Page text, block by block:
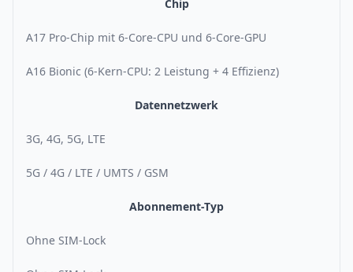
Chip
A17 Pro-Chip mit 6-Core-CPU und 6-Core-GPU
A16 Bionic (6-Kern-CPU: 2 Leistung + 4 Effizienz)
Datennetzwerk
3G, 4G, 5G, LTE
5G / 4G / LTE / UMTS / GSM
Abonnement-Typ
Ohne SIM-Lock